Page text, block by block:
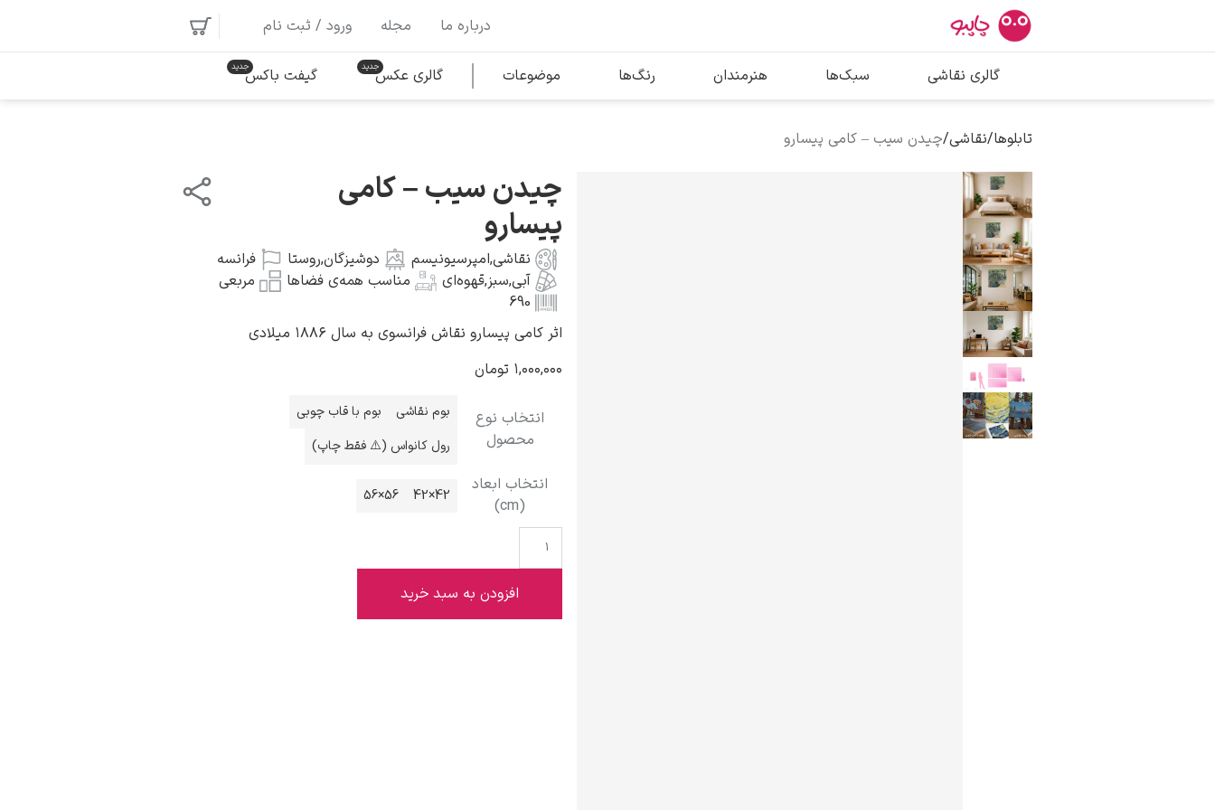
بیشترین جستجوها
پیکاسو
سالوادور دالی
محبوب‌ترین هنرمندان
درباره ما مجله ورود / ثبت نام
گالری نقاشی سبک‌ها هنرمندان رنگ‌ها موضوعات گالری عکس گیفت باکس
تابلوها/نقاشی/چیدن سیب – کامی پیسارو
چیدن سیب – کامی
پیسارو
نقاشی,امپرسیونیسم دوشیزگان,روستا
فرانسه
آبی,سبز,قهوه‌ای مناسب همه‌ی فضاها
مربعی
690
اثر کامی پیسارو نقاش فرانسوی به سال ۱۸۸۶ میلادی
۱,۰۰۰,۰۰۰ تومان
انتخاب نوع
محصول
بوم نقاشی
بوم با قاب چوبی
رول کانواس (⚠️ فقط چاپ)
انتخاب ابعاد
(cm)
42×42
56×56
افزودن به سبد خرید